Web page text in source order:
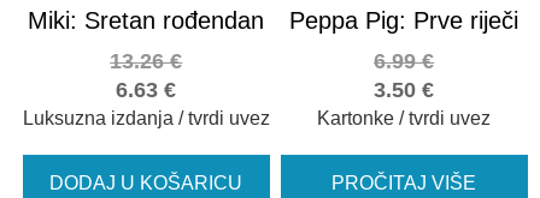
Miki: Sretan rođendan
6.63€
13.26€
Luksuzna izdanja / tvrdi uvez
DODAJ U KOŠARICU
Peppa Pig: Prve riječi
3.50€
6.99€
Kartonke / tvrdi uvez
PROČITAJ VIŠE